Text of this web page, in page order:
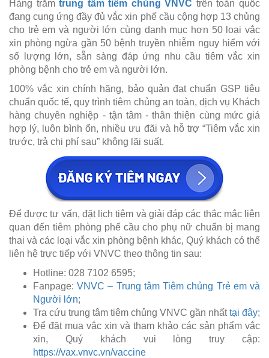
Hàng trămtrung tâm tiêm chủng VNVC trên toàn quốc
đang cung ứng đầy đủ vắc xin phế cầu cộng hợp 13 chủng
cho trẻ em và người lớn cùng danh mục hơn 50 loại vắc
xin phòng ngừa gần 50 bệnh truyền nhiễm nguy hiểm với
số lượng lớn, sẵn sàng đáp ứng nhu cầu tiêm vắc xin
phòng bệnh cho trẻ em và người lớn.
100% vắc xin chính hãng, bảo quản đạt chuẩn GSP tiêu
chuẩn quốc tế, quy trình tiêm chủng an toàn, dịch vụ Khách
hàng chuyên nghiệp - tận tâm - thân thiện cùng mức giá
hợp lý, luôn bình ổn, nhiều ưu đãi và hỗ trợ “Tiêm vắc xin
trước, trả chi phí sau” không lãi suất.
Để được tư vấn, đặt lịch tiêm và giải đáp các thắc mắc liên
quan đến tiêm phòng phế cầu cho phụ nữ chuẩn bị mang
thai và các loại vắc xin phòng bệnh khác, Quý khách có thể
liên hệ trực tiếp với VNVC theo thông tin sau:
Hotline: 028 7102 6595;
Fanpage:VNVC – Trung tâm Tiêm chủng Trẻ em và
Người lớn;
Tra cứu trung tâm tiêm chủng VNVC gần nhấttại đây;
Để đặt mua vắc xin và tham khảo các sản phẩm vắc
xin, Quý khách vui lòng truy cập:
https://vax.vnvc.vn/vaccine